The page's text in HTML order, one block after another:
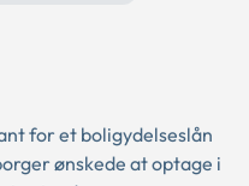
for et boligydelseslån
ønskede at optage i